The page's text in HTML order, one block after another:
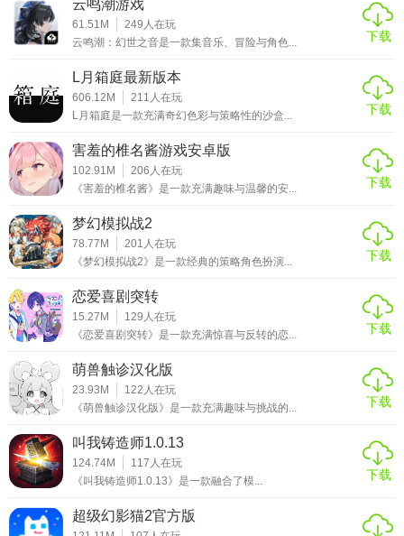
VAM 是一款极具创新性和高度自定义的3D虚拟互动游戏，它
以其独特的游戏机制和丰富的游戏内容，吸引了大量玩家的
关注。游戏的高度自定义性，让每个玩家都能在游戏中找到
属于自己的乐趣；而先进的物理引擎和动画系统，则让玩家
能够体验到前所未有的沉浸感。此外，游戏还拥有一个活跃
的社区和强大的模组支持，让游戏内容始终保持着新鲜感和
活力。如果你对3D虚拟互动游戏感兴趣，那么VAM绝对值得
一试。
云鸣潮游戏
61.51M 249 人在玩
云鸣潮：幻世之音是一款集音乐、冒险与角色...
下载
L月箱庭最新版本
606.12M 211 人在玩
L月箱庭是一款充满奇幻色彩与策略性的沙盒...
下载
害羞的椎名酱游戏安卓版
102.91M 206 人在玩
《害羞的椎名酱》是一款充满趣味与温馨的安...
下载
梦幻模拟战2
78.77M 201 人在玩
《梦幻模拟战2》是一款经典的策略角色扮演...
下载
恋爱喜剧突转
15.27M 129 人在玩
《恋爱喜剧突转》是一款充满惊喜与反转的恋...
下载
萌兽触诊汉化版
23.93M 122 人在玩
《萌兽触诊汉化版》是一款充满趣味与挑战的...
下载
叫我铸造师1.0.13
124.74M 117 人在玩
《叫我铸造师1.0.13》是一款融合了模...
下载
超级幻影猫2官方版